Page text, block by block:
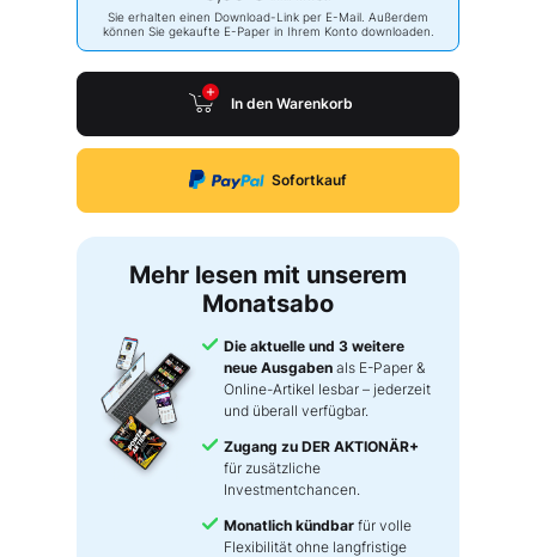
Sie erhalten einen Download-Link per E-Mail. Außerdem
können Sie gekaufte E-Paper in Ihrem Konto downloaden.
In den Warenkorb
Sofortkauf
Mehr lesen mit unserem
Monatsabo
Die aktuelle und 3 weitere
neue Ausgaben als E-Paper &
Online-Artikel lesbar – jederzeit
und überall verfügbar.
Zugang zu DER AKTIONÄR+
für zusätzliche
Investmentchancen.
Monatlich kündbar für volle
Flexibilität ohne langfristige